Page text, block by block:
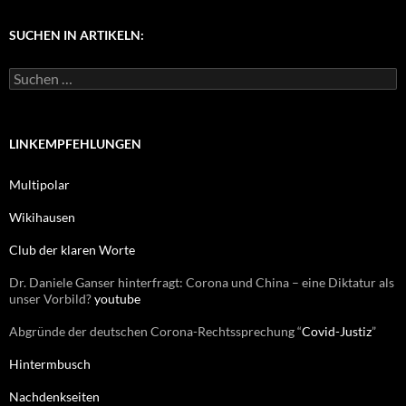
g
r
SUCHEN IN ARTIKELN:
S
u
e
a
h
LINKEMPFEHLUNGEN
Multipolar
Wikihausen
Club der klaren Worte
Dr. Daniele Ganser hinterfragt: Corona und China – eine Diktatur als
unser Vorbild?youtube
Abgründe der deutschen Corona-Rechtssprechung “Covid-Justiz”
Hintermbusch
Nachdenkseiten